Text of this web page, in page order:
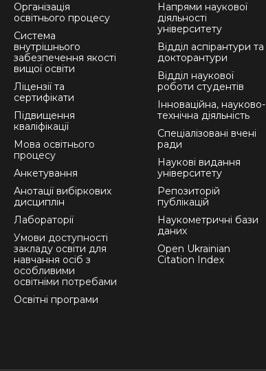
Організація
освітнього процесу
Система
внутрішнього
забезпечення якості
вищої освіти
Ліцензії та
сертифікати
Підвищення
кваліфікації
Мова освітнього
процесу
Анкетування
Анотації вибіркових
дисциплін
Лабораторії
Умови доступності
закладу освіти для
навчання осіб з
особливими
освітніми потребами
Освітні програми
Напрями наукової
діяльності
університету
Відділ аспірантури та
докторантури
Відділ наукової
роботи студентів
Інноваційна, науково-
технічна діяльність
Спеціалізовані вчені
ради
Наукові видання
університету
Репозиторій
публікацій
Наукометричні бази
даних
Open Ukrainian
Citation Index